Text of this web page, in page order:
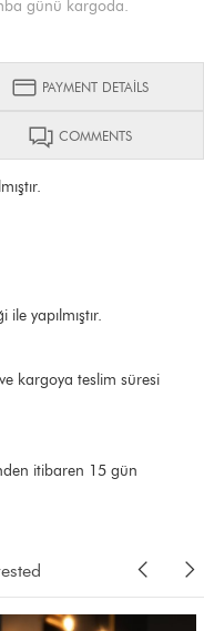
günü kargoda.
PAYMENT DETAILS
COMMENTS
yapılmıştır.
kargoya teslim süresi
itibaren 15 gün